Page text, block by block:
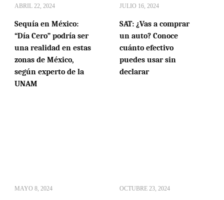
ABRIL 22, 2024
Sequía en México:
“Día Cero” podría ser
una realidad en estas
zonas de México,
según experto de la
UNAM
JULIO 16, 2024
SAT: ¿Vas a comprar
un auto? Conoce
cuánto efectivo
puedes usar sin
declarar
MAYO 8, 2024 OCTUBRE 23, 2024